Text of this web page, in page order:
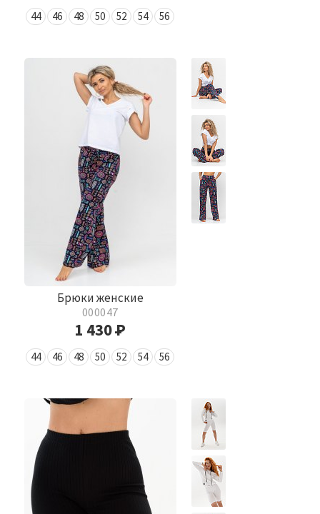
44 46 48 50 52 54 56
Брюки женские
000047
1 430Р
44 46 48 50 52 54 56